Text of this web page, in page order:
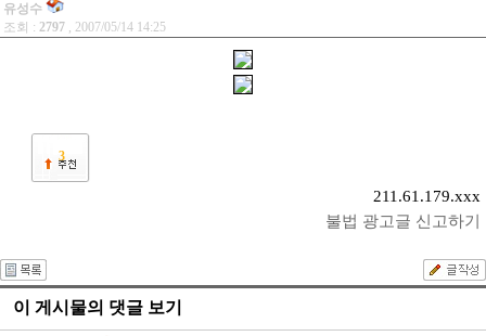
유성수
조회 : 2797 , 2007/05/14 14:25
3
211.61.179.xxx
불법 광고글 신고하기
이 게시물의 댓글 보기